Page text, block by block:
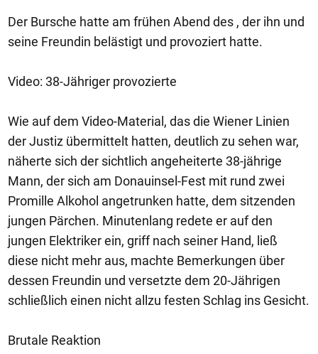
Der Bursche hatte am frühen Abend des , der ihn und
seine Freundin belästigt und provoziert hatte.
Video: 38-Jähriger provozierte
Wie auf dem Video-Material, das die Wiener Linien
der Justiz übermittelt hatten, deutlich zu sehen war,
näherte sich der sichtlich angeheiterte 38-jährige
Mann, der sich am Donauinsel-Fest mit rund zwei
Promille Alkohol angetrunken hatte, dem sitzenden
jungen Pärchen. Minutenlang redete er auf den
jungen Elektriker ein, griff nach seiner Hand, ließ
diese nicht mehr aus, machte Bemerkungen über
dessen Freundin und versetzte dem 20-Jährigen
schließlich einen nicht allzu festen Schlag ins Gesicht.
Brutale Reaktion